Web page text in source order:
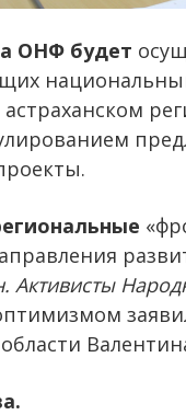
ОНФ будет
астраханском
Активисты